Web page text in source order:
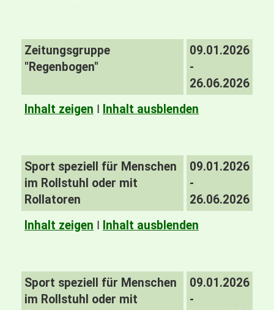
Zeitungsgruppe
"Regenbogen"
09.01.2026
-
26.06.2026
Inhalt zeigen I Inhalt ausblenden
Sport speziell für Menschen
im Rollstuhl oder mit
Rollatoren
09.01.2026
-
26.06.2026
Inhalt zeigen I Inhalt ausblenden
Sport speziell für Menschen
im Rollstuhl oder mit
09.01.2026
-